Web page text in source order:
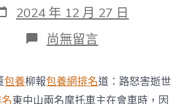
作
者
2024 年 12 月 27 日
在
〈狹
重
逢
險
尚無留言
包養柳報包養網排名道：路怒害逝世
東中山兩名摩托車主在會車時，因